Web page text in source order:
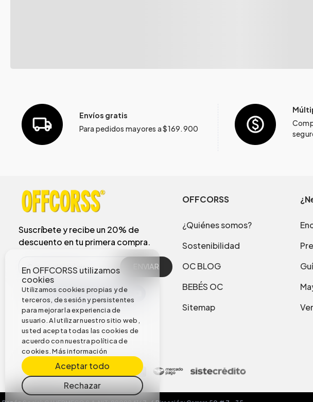
En OFFCORSS utilizamos
cookies
Utilizamos cookies propias y de
terceros, de sesión y persistentes
para mejorar la experiencia de
usuario. Al utilizar nuestro sitio web,
usted acepta todas las cookies de
acuerdo con nuestra política de
cookies.Más información
Aceptar todo
Rechazar
Envíos gratis
Para pedidos mayores a $169.900
Suscríbete y recibe un 20% de
descuento en tu primera compra.
ENVIAR
OFFCORSS
¿Quiénes somos?
Sostenibilidad
OC BLOG
BEBÉS OC
Sitemap